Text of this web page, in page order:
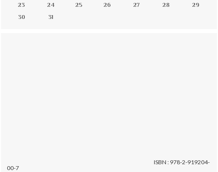
23
24 25 26 27 28
29
30
31
ISBN : 978-2-919204-
00-7